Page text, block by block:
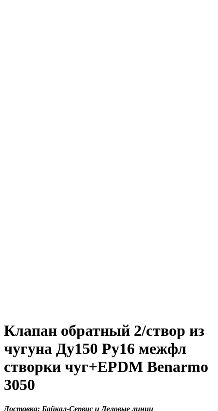
Клапан обратный 2/створ из
чугуна Ду150 Ру16 межфл
створки чуг+EPDM Benarmo
3050
Доставка: Байкал-Сервис и Деловые линии